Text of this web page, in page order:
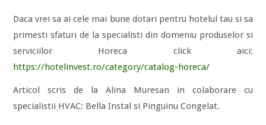
Daca vrei sa ai cele mai bune dotari pentru hotelul tau si sa
primesti sfaturi de la specialisti din domeniu produselor si
serviciilor Horeca click aici:
https://hotelinvest.ro/category/catalog-horeca/
Articol scris de la Alina Muresan in colaborare cu
specialistii HVAC: Bella Instal si Pinguinu Congelat.